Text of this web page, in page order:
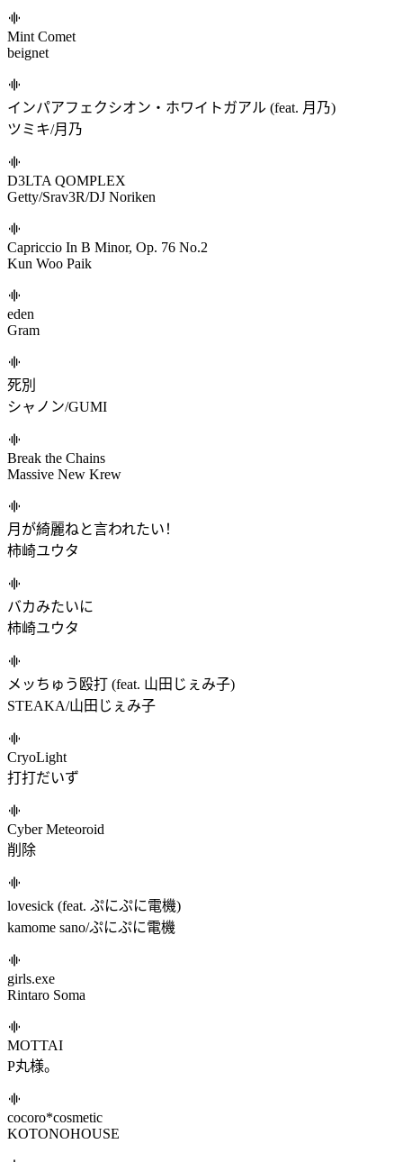
NEONAPSE
Steve Alexe
SUPERNOVA ~Life Cycle of a Star~ True Form
Kyotsugyon
Selenadia
Kankitsu
ホシシズク
森羅万象
INTERNET ANGEL
Aiobahn +81/超てんちゃん
Mint Comet
beignet
インパアフェクシオン・ホワイトガアル (feat. 月乃)
ツミキ/月乃
D3LTA QOMPLEX
Getty/Srav3R/DJ Noriken
Capriccio In B Minor, Op. 76 No.2
Kun Woo Paik
eden
Gram
シャノン/GUMI
Massive New Krew
柿崎ユウタ
柿崎ユウタ
メッちゅう殴打 (feat. 山田じぇみ子)
STEAKA/山田じぇみ子
CryoLight
打打だいず